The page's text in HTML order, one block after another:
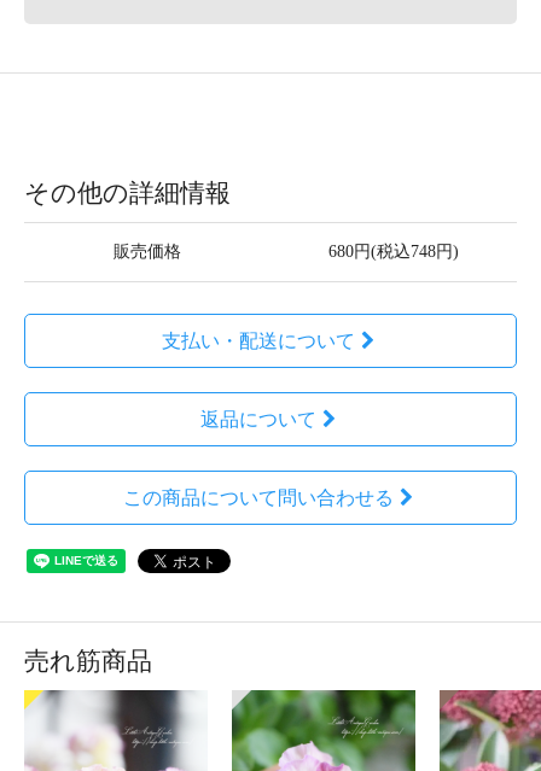
その他の詳細情報
販売価格 680円(税込748円)
支払い・配送について
返品について
この商品について問い合わせる
売れ筋商品